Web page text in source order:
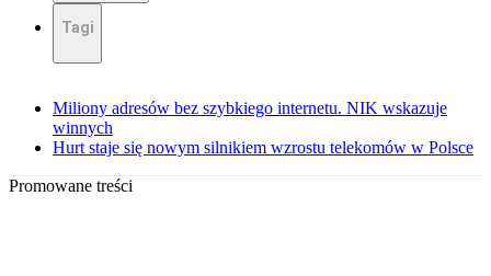
Tagi
Miliony adresów bez szybkiego internetu. NIK wskazuje
winnych
Hurt staje się nowym silnikiem wzrostu telekomów w Polsce
Promowane treści